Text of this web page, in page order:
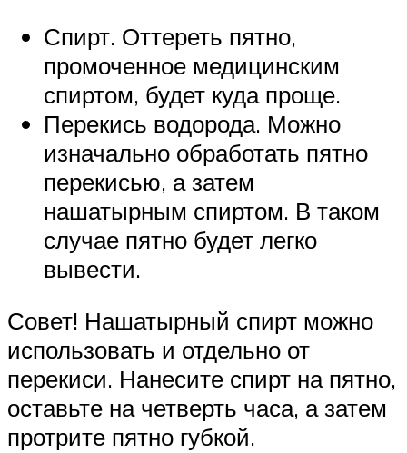
Спирт. Оттереть пятно,
промоченное медицинским
спиртом, будет куда проще.
Перекись водорода. Можно
изначально обработать пятно
перекисью, а затем
нашатырным спиртом. В таком
случае пятно будет легко
вывести.
Совет! Нашатырный спирт можно
использовать и отдельно от
перекиси. Нанесите спирт на пятно,
оставьте на четверть часа, а затем
протрите пятно губкой.